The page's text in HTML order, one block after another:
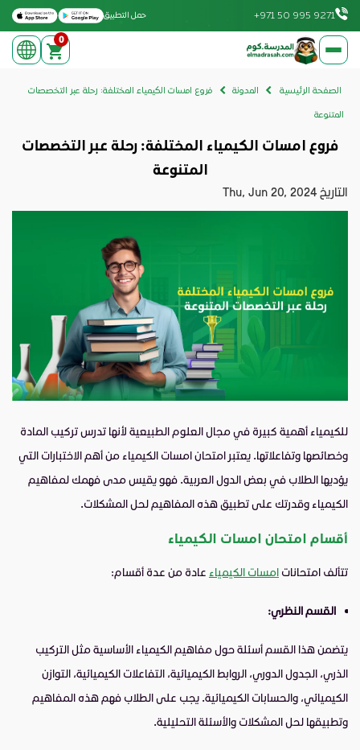
Download on the Apple App Store
Get it on Google Play
حمل التطبيق +971 50 995 9271
elmadrasah.com home
0
الصفحة الرئيسية المدونة فروع امسات الكيمياء المختلفة: رحلة عبر التخصصات
المتنوعة
فروع امسات الكيمياء المختلفة: رحلة عبر التخصصات
المتنوعة
التاريخ Thu, Jun 20, 2024
للكيمياء أهمية كبيرة في مجال العلوم الطبيعية لأنها تدرس تركيب المادة
وخصائصها وتفاعلاتها. يعتبر امتحان امسات الكيمياء من أهم الاختبارات التي
يؤديها الطلاب في بعض الدول العربية. فهو يقيس مدى فهمك لمفاهيم
الكيمياء وقدرتك على تطبيق هذه المفاهيم لحل المشكلات.
أقسام امتحان امسات الكيمياء
تتألف امتحانات امسات الكيمياء عادة من عدة أقسام:
القسم النظري:
يتضمن هذا القسم أسئلة حول مفاهيم الكيمياء الأساسية مثل التركيب
الذري، الجدول الدوري، الروابط الكيميائية، التفاعلات الكيميائية، التوازن
الكيميائي، والحسابات الكيميائية. يجب على الطلاب فهم هذه المفاهيم
وتطبيقها لحل المشكلات والأسئلة التحليلية.